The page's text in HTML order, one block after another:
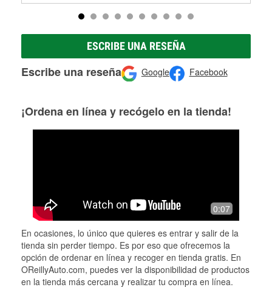
ESCRIBE UNA RESEÑA
Escribe una reseña Google Facebook
¡Ordena en línea y recógelo en la tienda!
0:07
En ocasiones, lo único que quieres es entrar y salir de la
tienda sin perder tiempo. Es por eso que ofrecemos la
opción de ordenar en línea y recoger en tienda gratis. En
OReillyAuto.com, puedes ver la disponibilidad de productos
en la tienda más cercana y realizar tu compra en línea.